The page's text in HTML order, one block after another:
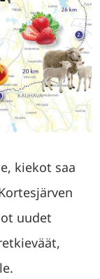
kiekot saa
uudet